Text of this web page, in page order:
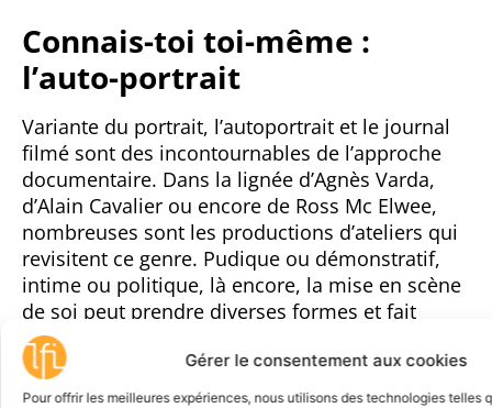
Gérer le consentement aux cookies
Pour offrir les meilleures expériences, nous utilisons des technologies telles
Connais-toi toi-même :
l’auto-portrait
Variante du portrait, l’autoportrait et le journal
filmé sont des incontournables de l’approche
documentaire. Dans la lignée d’Agnès Varda,
d’Alain Cavalier ou encore de Ross Mc Elwee,
nombreuses sont les productions d’ateliers qui
revisitent ce genre. Pudique ou démonstratif,
intime ou politique, là encore, la mise en scène
de soi peut prendre diverses formes et fait
aujourd’hui inévitablement écho à l’usage des
réseaux sociaux, soit pour s’en démarquer, soit
pour le questionner.